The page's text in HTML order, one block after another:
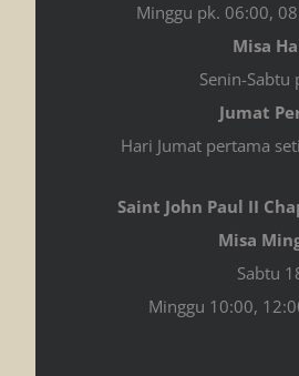
Minggu pk. 06:00,
Misa
Senin-Sabtu
Jumat
Hari Jumat pertama
Saint John Paul II
Misa
Sabtu
Minggu 10:00,